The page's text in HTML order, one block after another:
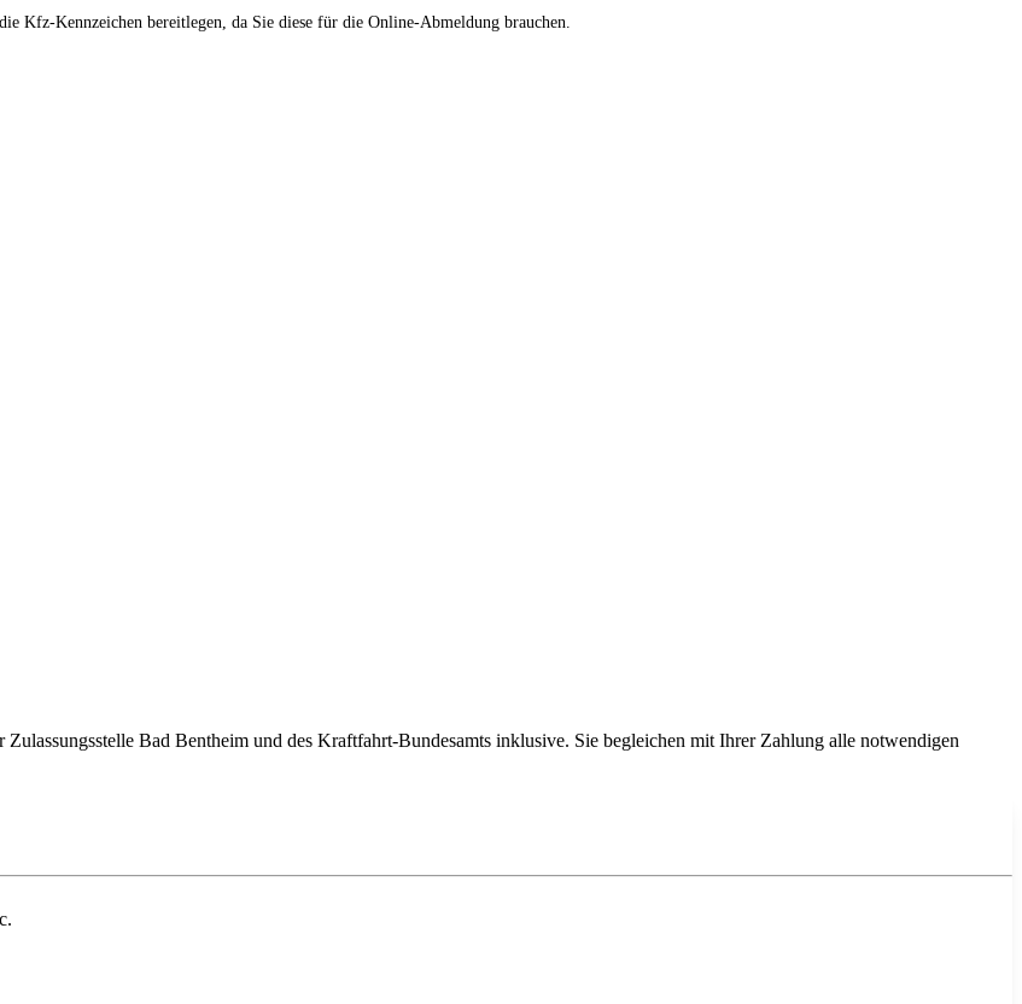
Kfz-Kennzeichen bereitlegen, da Sie diese für die Online-Abmeldung brauchen.
Bad Bentheim und des Kraftfahrt-Bundesamts inklusive. Sie begleichen mit Ihrer Zahlung alle notwendigen